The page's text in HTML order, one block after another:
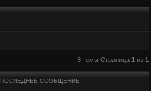
3 темы Страница 1 из 1
ПОСЛЕДНЕЕ СООБЩЕНИЕ